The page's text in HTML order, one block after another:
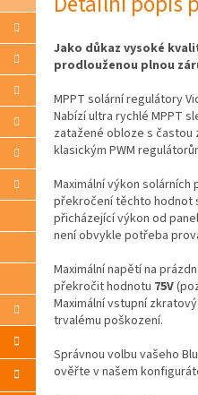
Jako důkaz vysoké
prodlouženou plnou
MPPT solární regulátory
Nabízí ultra rychlé MPPT
zatažené obloze s
klasickým PWM
Maximální výkon solárních
překročení těchto hodnot
přicházející výkon od
není obvykle potřeba
Maximální napětí na
překročit hodnotu 75V
Maximální vstupní
trvalému poškození.
Správnou volbu vašeho
ověřte v našem